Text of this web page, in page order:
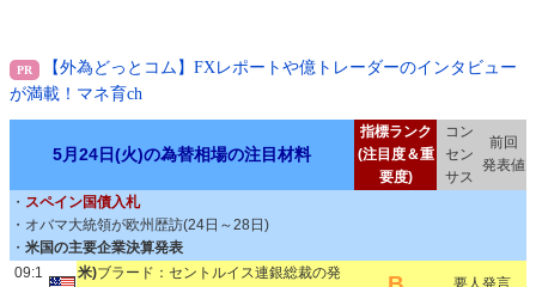
【外為どっとコム】FXレポートや億トレーダーのインタビュー
が満載！マネ育ch
5月24日(火)の為替相場の注目材料
指標ランク
(注目度＆重
要度)
コン
セン
サス
前回
発表値
・ スペイン国債入札
・オバマ大統領が欧州歴訪(24日～28日)
・ 米国の主要企業決算発表
09:1
米)ブラード：セントルイス連銀総裁の発